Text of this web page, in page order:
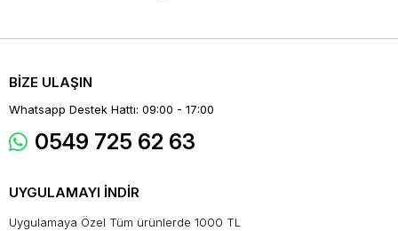
BİZE ULAŞIN
Whatsapp Destek Hattı: 09:00 - 17:00
0549 725 62 63
UYGULAMAYI İNDİR
Uygulamaya Özel Tüm ürünlerde 1000 TL